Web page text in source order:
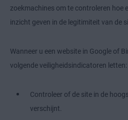
zoekmachines om te controleren hoe
inzicht geven in de legitimiteit van de
Wanneer u een website in Google of
volgende veiligheidsindicatoren letten:
Controleer of de site in de
verschijnt.